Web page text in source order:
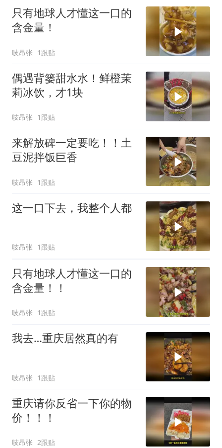
只有地球人才懂这一口的
含金量！
吱昂张 1跟贴
偶遇背篓甜水水！鲜橙茉
莉冰饮，才1块
吱昂张 1跟贴
来解放碑一定要吃！！土
豆泥拌饭巨香
吱昂张 1跟贴
这一口下去，我整个人都
吱昂张 1跟贴
只有地球人才懂这一口的
含金量！！
吱昂张 1跟贴
我去…重庆居然真的有
吱昂张 1跟贴
重庆请你反省一下你的物
价！！！
吱昂张 2跟贴